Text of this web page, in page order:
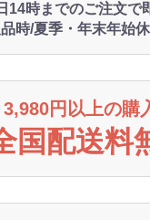
14時までのご注文で
時/夏季・年末年始休
3,980円以上の購
国配送料